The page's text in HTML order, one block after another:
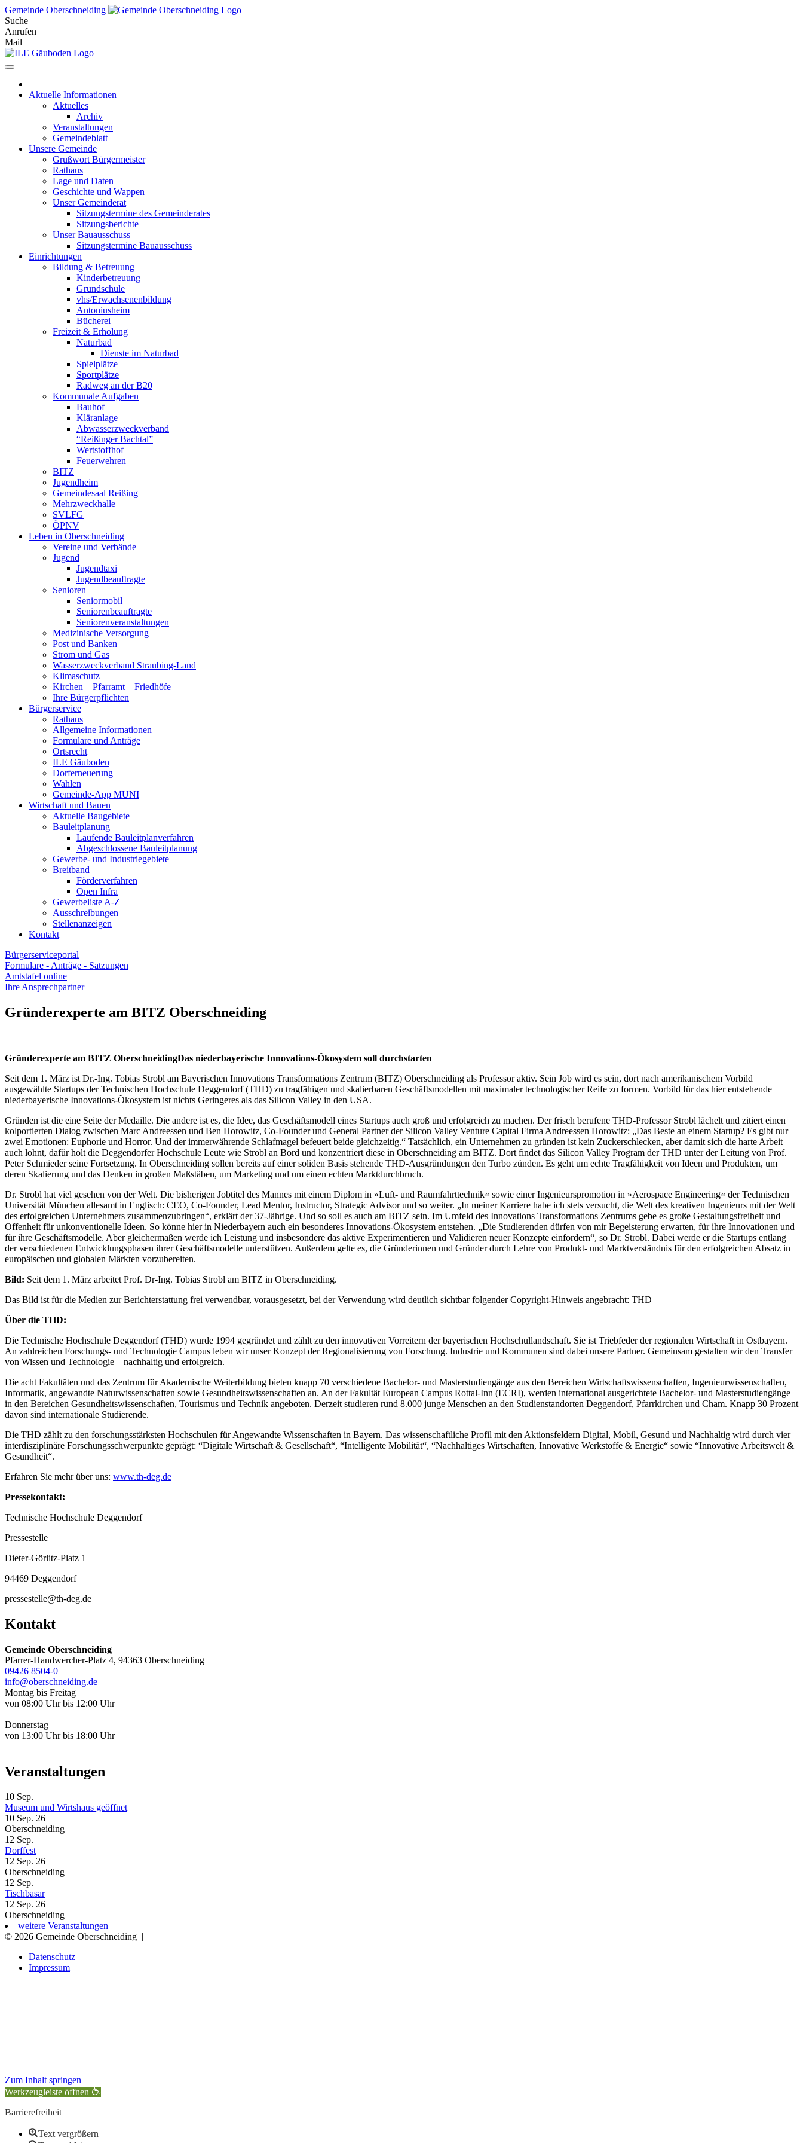
Skip
to
content
Gemeinde Oberschneiding
Suche
Anrufen
Mail
Aktuelle Informationen
Aktuelles
Archiv
Veranstaltungen
Gemeindeblatt
Unsere Gemeinde
Grußwort Bürgermeister
Rathaus
Lage und Daten
Geschichte und Wappen
Unser Gemeinderat
Sitzungstermine des Gemeinderates
Sitzungsberichte
Unser Bauausschuss
Sitzungstermine Bauausschuss
Einrichtungen
Bildung & Betreuung
Kinderbetreuung
Grundschule
vhs/Erwachsenenbildung
Antoniusheim
Bücherei
Freizeit & Erholung
Naturbad
Dienste im Naturbad
Spielplätze
Sportplätze
Radweg an der B20
Kommunale Aufgaben
Bauhof
Kläranlage
Abwasserzweckverband
“Reißinger Bachtal”
Wertstoffhof
Feuerwehren
BITZ
Jugendheim
Gemeindesaal Reißing
Mehrzweckhalle
SVLFG
ÖPNV
Leben in Oberschneiding
Vereine und Verbände
Jugend
Jugendtaxi
Jugendbeauftragte
Senioren
Seniormobil
Seniorenbeauftragte
Seniorenveranstaltungen
Medizinische Versorgung
Post und Banken
Strom und Gas
Wasserzweckverband Straubing-Land
Klimaschutz
Kirchen – Pfarramt – Friedhöfe
Ihre Bürgerpflichten
Bürgerservice
Rathaus
Allgemeine Informationen
Formulare und Anträge
Ortsrecht
ILE Gäuboden
Dorferneuerung
Wahlen
Gemeinde-App MUNI
Wirtschaft und Bauen
Aktuelle Baugebiete
Bauleitplanung
Laufende Bauleitplanverfahren
Abgeschlossene Bauleitplanung
Gewerbe- und Industriegebiete
Breitband
Förderverfahren
Open Infra
Gewerbeliste A-Z
Ausschreibungen
Stellenanzeigen
Kontakt
Bürgerserviceportal
Formulare - Anträge - Satzungen
Amtstafel online
Ihre Ansprechpartner
Gründerexperte am BITZ Oberschneiding
Gründerexperte am BITZ OberschneidingDas niederbayerische Innovations-Ökosystem soll durchstarten
Seit dem 1. März ist Dr.-Ing. Tobias Strobl am Bayerischen Innovations Transformations Zentrum (BITZ) Oberschneiding als Professor aktiv. Sein Job wird es sein, dort nach amerikanischem Vorbild
ausgewählte Startups der Technischen Hochschule Deggendorf (THD) zu tragfähigen und skalierbaren Geschäftsmodellen mit maximaler technologischer Reife zu formen. Vorbild für das hier entstehende
niederbayerische Innovations-Ökosystem ist nichts Geringeres als das Silicon Valley in den USA.
Gründen ist die eine Seite der Medaille. Die andere ist es, die Idee, das Geschäftsmodell eines Startups auch groß und erfolgreich zu machen. Der frisch berufene THD-Professor Strobl lächelt und zitiert einen
kolportierten Dialog zwischen Marc Andreessen und Ben Horowitz, Co-Founder und General Partner der Silicon Valley Venture Capital Firma Andreessen Horowitz: „Das Beste an einem Startup? Es gibt nur
zwei Emotionen: Euphorie und Horror. Und der immerwährende Schlafmagel befeuert beide gleichzeitig.“ Tatsächlich, ein Unternehmen zu gründen ist kein Zuckerschlecken, aber damit sich die harte Arbeit
auch lohnt, dafür holt die Deggendorfer Hochschule Leute wie Strobl an Bord und konzentriert diese in Oberschneiding am BITZ. Dort findet das Silicon Valley Program der THD unter der Leitung von Prof.
Peter Schmieder seine Fortsetzung. In Oberschneiding sollen bereits auf einer soliden Basis stehende THD-Ausgründungen den Turbo zünden. Es geht um echte Tragfähigkeit von Ideen und Produkten, um
deren Skalierung und das Denken in großen Maßstäben, um Marketing und um einen echten Marktdurchbruch.
Dr. Strobl hat viel gesehen von der Welt. Die bisherigen Jobtitel des Mannes mit einem Diplom in »Luft- und Raumfahrttechnik« sowie einer Ingenieurspromotion in »Aerospace Engineering« der Technischen
Universität München allesamt in Englisch: CEO, Co-Founder, Lead Mentor, Instructor, Strategic Advisor und so weiter. „In meiner Karriere habe ich stets versucht, die Welt des kreativen Ingenieurs mit der Welt
des erfolgreichen Unternehmers zusammenzubringen“, erklärt der 37-Jährige. Und so soll es auch am BITZ sein. Im Umfeld des Innovations Transformations Zentrums gebe es große Gestaltungsfreiheit und
Offenheit für unkonventionelle Ideen. So könne hier in Niederbayern auch ein besonderes Innovations-Ökosystem entstehen. „Die Studierenden dürfen von mir Begeisterung erwarten, für ihre Innovationen und
für ihre Geschäftsmodelle. Aber gleichermaßen werde ich Leistung und insbesondere das aktive Experimentieren und Validieren neuer Konzepte einfordern“, so Dr. Strobl. Dabei werde er die Startups entlang
der verschiedenen Entwicklungsphasen ihrer Geschäftsmodelle unterstützen. Außerdem gelte es, die Gründerinnen und Gründer durch Lehre von Produkt- und Marktverständnis für den erfolgreichen Absatz in
europäischen und globalen Märkten vorzubereiten.
Bild: Seit dem 1. März arbeitet Prof. Dr-Ing. Tobias Strobl am BITZ in Oberschneiding.
Das Bild ist für die Medien zur Berichterstattung frei verwendbar, vorausgesetzt, bei der Verwendung wird deutlich sichtbar folgender Copyright-Hinweis angebracht: THD
Über die THD:
Die Technische Hochschule Deggendorf (THD) wurde 1994 gegründet und zählt zu den innovativen Vorreitern der bayerischen Hochschullandschaft. Sie ist Triebfeder der regionalen Wirtschaft in Ostbayern.
An zahlreichen Forschungs- und Technologie Campus leben wir unser Konzept der Regionalisierung von Forschung. Industrie und Kommunen sind dabei unsere Partner. Gemeinsam gestalten wir den Transfer
von Wissen und Technologie – nachhaltig und erfolgreich.
Die acht Fakultäten und das Zentrum für Akademische Weiterbildung bieten knapp 70 verschiedene Bachelor- und Masterstudiengänge aus den Bereichen Wirtschaftswissenschaften, Ingenieurwissenschaften,
Informatik, angewandte Naturwissenschaften sowie Gesundheitswissenschaften an. An der Fakultät European Campus Rottal-Inn (ECRI), werden international ausgerichtete Bachelor- und Masterstudiengänge
in den Bereichen Gesundheitswissenschaften, Tourismus und Technik angeboten. Derzeit studieren rund 8.000 junge Menschen an den Studienstandorten Deggendorf, Pfarrkirchen und Cham. Knapp 30 Prozent
davon sind internationale Studierende.
Die THD zählt zu den forschungsstärksten Hochschulen für Angewandte Wissenschaften in Bayern. Das wissenschaftliche Profil mit den Aktionsfeldern Digital, Mobil, Gesund und Nachhaltig wird durch vier
interdisziplinäre Forschungsschwerpunkte geprägt: “Digitale Wirtschaft & Gesellschaft“, “Intelligente Mobilität“, “Nachhaltiges Wirtschaften, Innovative Werkstoffe & Energie“ sowie “Innovative Arbeitswelt &
Gesundheit“.
Erfahren Sie mehr über uns: www.th-deg.de
Pressekontakt:
Technische Hochschule Deggendorf
Pressestelle
Dieter-Görlitz-Platz 1
94469 Deggendorf
pressestelle@th-deg.de
Kontakt
Gemeinde Oberschneiding
Pfarrer-Handwercher-Platz 4, 94363 Oberschneiding
09426 8504-0
info@oberschneiding.de
Montag bis Freitag
von 08:00 Uhr bis 12:00 Uhr
Donnerstag
von 13:00 Uhr bis 18:00 Uhr
Veranstaltungen
10 Sep.
Museum und Wirtshaus geöffnet
10 Sep. 26
Oberschneiding
12 Sep.
Dorffest
12 Sep. 26
Oberschneiding
12 Sep.
Tischbasar
12 Sep. 26
Oberschneiding
weitere Veranstaltungen
© 2026 Gemeinde Oberschneiding |
Datenschutz
Impressum
Zum Inhalt springen
Werkzeugleiste öffnen
Barrierefreiheit
Text vergrößern